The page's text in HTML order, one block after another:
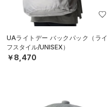
UAライトデー バックパック（ライ
フスタイル/UNISEX）
￥8,470